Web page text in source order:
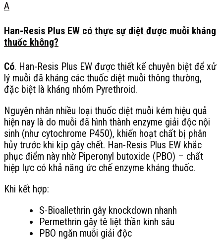
A
Han-Resis Plus EW có thực sự diệt được muỗi kháng
thuốc không?
Có. Han-Resis Plus EW được thiết kế chuyên biệt để xử
lý muỗi đã kháng các thuốc diệt muỗi thông thường,
đặc biệt là kháng nhóm Pyrethroid.
Nguyên nhân nhiều loại thuốc diệt muỗi kém hiệu quả
hiện nay là do muỗi đã hình thành enzyme giải độc nội
sinh (như cytochrome P450), khiến hoạt chất bị phân
hủy trước khi kịp gây chết. Han-Resis Plus EW khắc
phục điểm này nhờ Piperonyl butoxide (PBO) – chất
hiệp lực có khả năng ức chế enzyme kháng thuốc.
Khi kết hợp:
S-Bioallethrin gây knockdown nhanh
Permethrin gây tê liệt thần kinh sâu
PBO ngăn muỗi giải độc